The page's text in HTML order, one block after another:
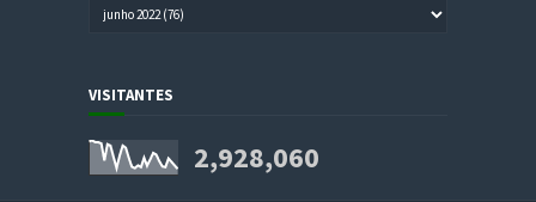
VISITANTES
2,928,060